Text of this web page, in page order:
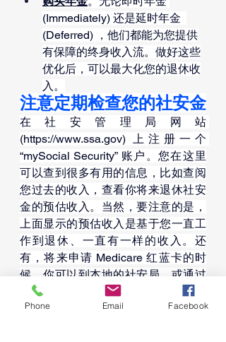
(Immediately) 还是延时年金
(Deferred) ，他们都能为您提供
有保障的终身收入流。做好这些
优化后，可以最大化您的退休收
入。
注意定期检查您的社安金
在社安管理局网站
(https://www.ssa.gov) 上注册一个
“mySocial Security” 账户。您在这里
可以查到很多有用的信息，比如查阅
您过去的收入，查看你将来退休社安
金的预估收入。当然，要注意的是，
上面显示的预估收入是基于您一直工
作到退休、一直有一样的收入。还
有，将来申请 Medicare 红蓝卡的时
候，你可以到本地的社安局，或通过
电话申请，但是通过社安管理局网
站 (https://www.ssa.gov
) 更方便。
Phone Email Facebook